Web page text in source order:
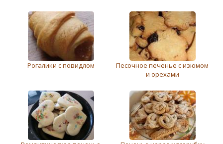
Рогалики с повидлом
Песочное печенье с изюмом
и орехами